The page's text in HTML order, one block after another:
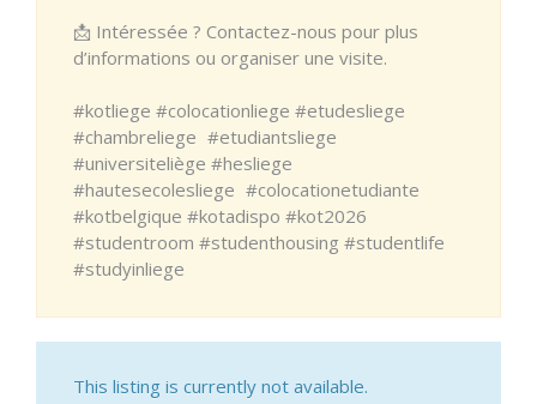
📩 Intéressée ? Contactez-nous pour plus
d’informations ou organiser une visite.
#kotliege #colocationliege #etudesliege
#chambreliege #etudiantsliege
#universiteliège #hesliege
#hautesecolesliege #colocationetudiante
#kotbelgique #kotadispo #kot2026
#studentroom #studenthousing #studentlife
#studyinliege
This listing is currently not available.